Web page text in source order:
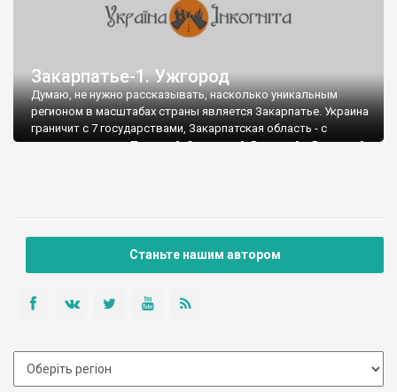
Закарпатье-1. Ужгород
Думаю, не нужно рассказывать, насколько уникальным
регионом в масштабах страны является Закарпатье. Украина
граничит с 7 государствами, Закарпатская область - с
четырьмя из них - Польшей, Словакией, Венгрией и Румынией.
Станьте нашим автором